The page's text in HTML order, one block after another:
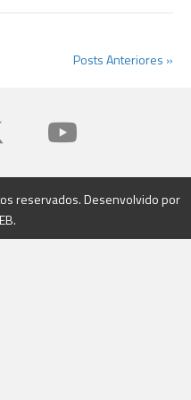
Posts Anteriores »
reservados. Desenvolvido por
.